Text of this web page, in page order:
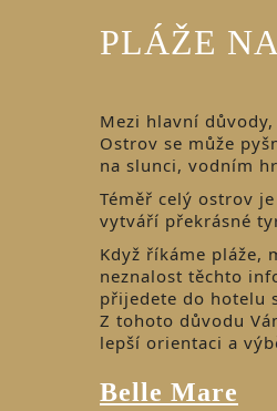
PLÁŽE
Mezi hlavní
Ostrov se může
na slunci, vodním
Téměř celý ostrov
vytváří překrásné
Když říkáme pláže,
neznalost těchto
přijedete do hotelu
Z tohoto důvodu
lepší orientaci a
Belle Mare